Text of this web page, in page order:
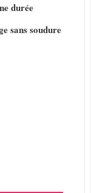
durée
sans soudure